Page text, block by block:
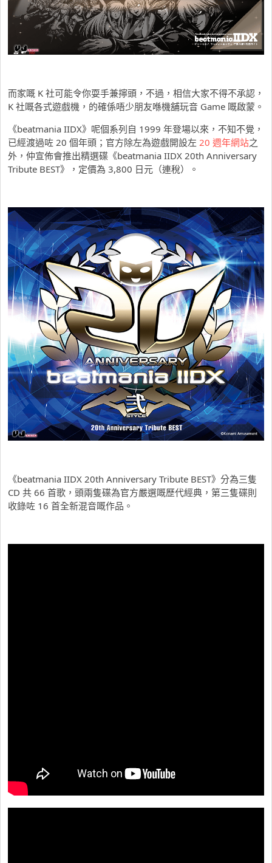
而家嘅 K 社可能令你耍手兼擰頭，不過，相信大家不得不承認，
K 社嘅各式遊戲機，的確係唔少朋友喺機舖玩音 Game 嘅啟蒙。
《beatmania IIDX》呢個系列自 1999 年登場以來，不知不覺，
已經渡過咗 20 個年頭；官方除左為遊戲開設左 20 週年網站之
外，仲宣佈會推出精選碟《beatmania IIDX 20th Anniversary
Tribute BEST》，定價為 3,800 日元（連稅）。
《beatmania IIDX 20th Anniversary Tribute BEST》分為三隻
CD 共 66 首歌，頭兩隻碟為官方嚴選嘅歷代經典，第三隻碟則
收錄咗 16 首全新混音嘅作品。